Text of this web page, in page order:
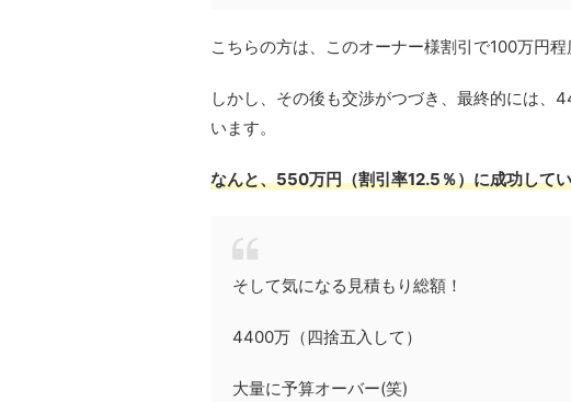
こちらの方は、このオーナー様割引で100万円
しかし、その後も交渉がつづき、最終的には
います。
なんと、550万円（割引率12.5％）に成功して
そして気になる見積もり総額！
4400万（四捨五入して）
大量に予算オーバー(笑)